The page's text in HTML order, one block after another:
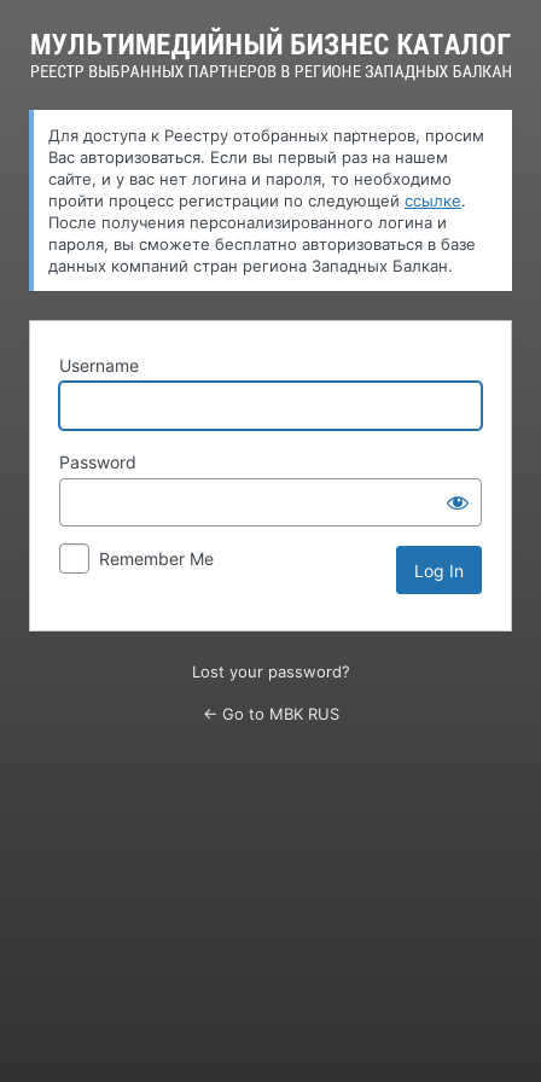
Для доступа к Pеестру oтобранных партнеров, просим
Вас авторизоваться. Если вы первый раз на нашем
сайте, и у вас нет логина и пароля, то необходимо
пройти процесс регистрации по следующей ссылке.
После получения персонализированного логина и
пароля, вы сможете бесплатно авторизоваться в базе
данных компаний стран региона Западных Балкан.
Username
Password
Remember Me
Lost your password?
← Go to MBK RUS